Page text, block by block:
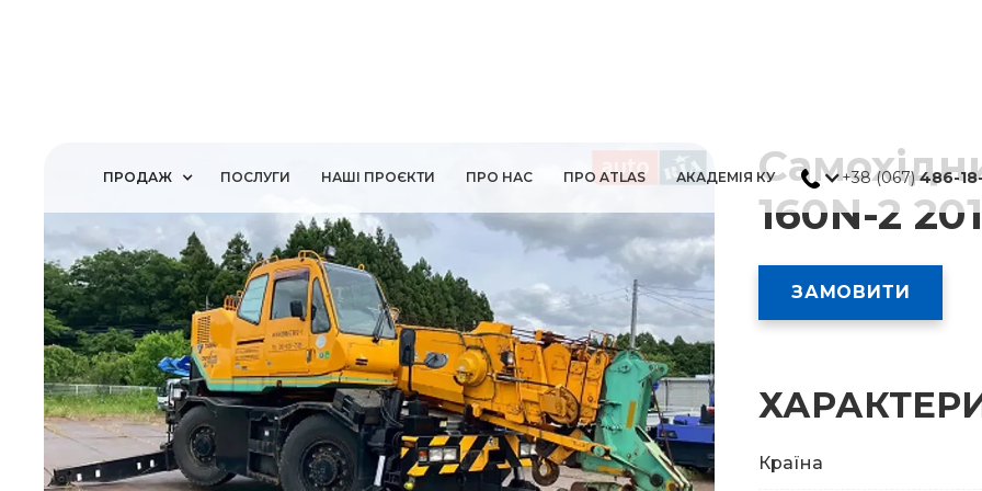
ПРОДАЖ ПОСЛУГИ НАШІ ПРОЄКТИ ПРО НАС ПРО ATLAS АКАДЕМІЯ КУ +38 (067)486-
160N-2
ЗАМОВИТИ
Країна